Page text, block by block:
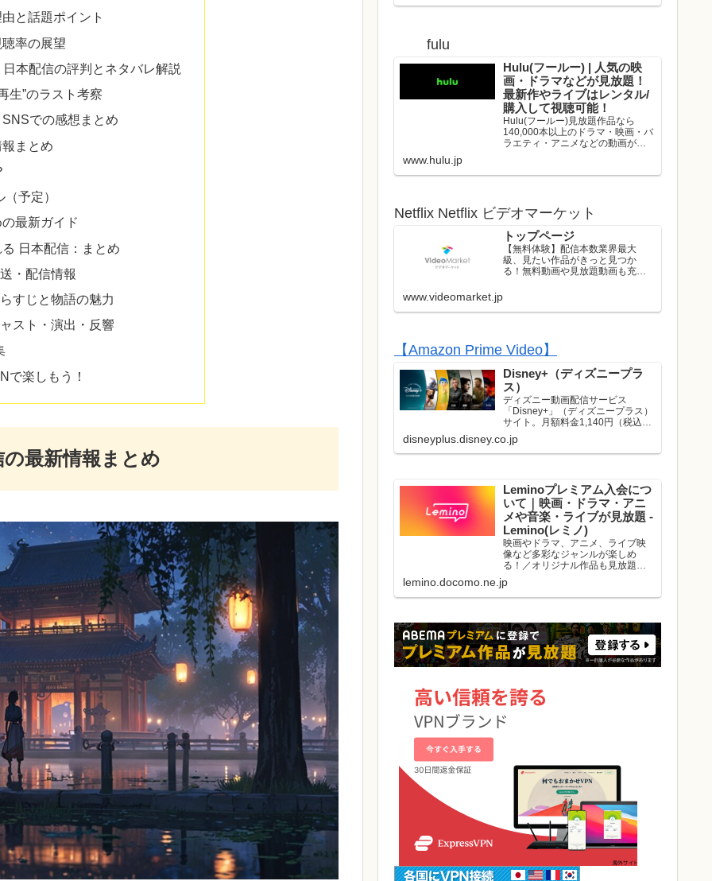
と話題ポイント
率の展望
本配信の評判とネタバレ解説
生”のラスト考察
での感想まとめ
まとめ
予定）
最新ガイド
日本配信：まとめ
・配信情報
すじと物語の魅力
スト・演出・反響
で楽しもう！
最新情報まとめ
fulu
Hulu(フールー) | 人気の映
画・ドラマなどが見放題！
最新作やライブはレンタル/
購入して視聴可能！
Hulu(フールー)見放題作品なら
140,000本以上のドラマ・映画・バ
ラエティ・アニメなどの動画が、
ストのライブはレンタル/購入して
www.hulu.jp
Netflix Netflix ビデオマーケット
トップページ
【無料体験】配信本数業界最大
級、見たい作品がきっと見つか
る！無料動画や見放題動画も充実
www.videomarket.jp
【Amazon Prime Video】
Disney+（ディズニープラ
ス）
ディズニー動画配信サービス
「Disney+」（ディズニープラス）
サイト。月額料金1,140円（税込）
でディズニー、ピクサー、マーベ
ル、スター・ウォーズ、ナショナ
ルジオグラフィック、スターの映
disneyplus.disney.co.jp
Leminoプレミアム入会につ
いて｜映画・ドラマ・アニ
メや音楽・ライブが見放題 -
Lemino(レミノ)
映画やドラマ、アニメ、ライブ映
像など多彩なジャンルが楽しめ
る！／オリジナル作品も見放題／
応／ダウンロード視聴可能／好き
な作品と出会える機能がたくさ
lemino.docomo.ne.jp